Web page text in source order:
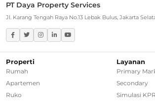
Greater Jakarta
Rumah Dijual di Bekasi
Rumah Dijual di Bogor
Rumah Dijual di Depok
PT Daya Property Services
Jl. Karang Tengah Raya No.13 Lebak Bulus, Jakarta
Properti
Rumah
Apartemen
Ruko
Layanan
Primary
Secondary
Simulasi KPR